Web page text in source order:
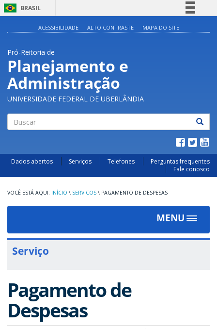
BRASIL
Acesso à informação
ACESSIBILIDADE ALTO CONTRASTE MAPA DO SITE
Pró-Reitoria de
Planejamento e
Administração
UNIVERSIDADE FEDERAL DE UBERLÂNDIA
Dados abertos Serviços Telefones
Perguntas frequentes
Fale conosco
INÍCIO \ SERVICOS \ PAGAMENTO DE DESPESAS
MENU
Toggle
Serviço
Pagamento de
Despesas